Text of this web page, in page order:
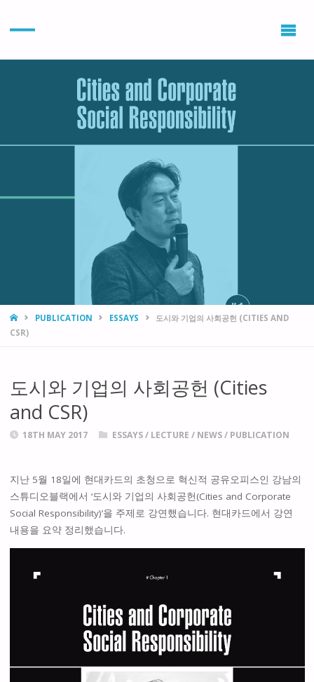
HOMEPUBLICATION ESSAYS
도시와 기업의 사회공헌 (CITIES AND
CSR)
도시와 기업의 사회공헌 (Cities
and CSR)
18TH MAY 2017 ESSAYS/ LECTURE / NEWS/ PUBLICATION
지난 5월 18일에 현대카드의 초청으로 혁신적 공유오피스인 강남의
스튜디오블랙에서 ‘도시와 기업의 사회공헌(Cities and Corporate
Social Responsibility)’을 주제로 강연했습니다. 현대카드에서 강연
내용을 요약 정리했습니다.